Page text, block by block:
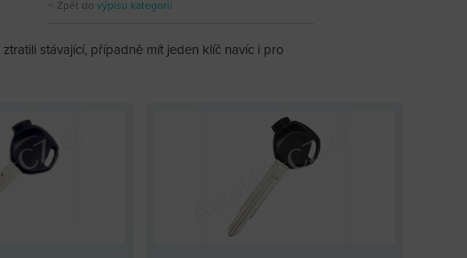
Zpět do výpisu kategorií
stávající, případně mít jeden klíč navíc i pro